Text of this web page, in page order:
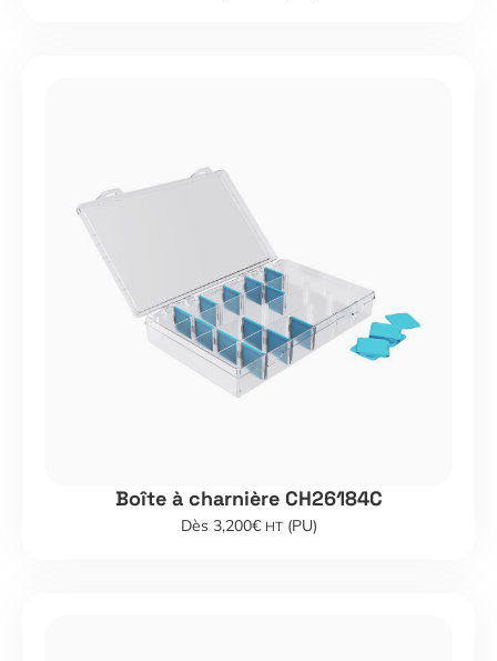
Boîte à charnière CH26184C
Dès 3,200€ HT(PU)